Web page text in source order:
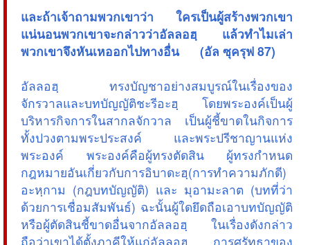
และถ้าเจ้าถามพวกเขาว่า ใครเป็นผู้สร้างพวกเขา
แน่นอนพวกเขาจะกล่าวว่าอัลลอฮฺ แล้วทำไมเล่า
พวกเขาจึงหันเหออกไปทางอื่น (อัล ซุครุฟ 87)
อัลลอฮฺ ทรงบัญชาอย่างสมบูรณ์ในเรื่องของ
จักรวาลและบทบัญญัติชะรีอะฮฺ โดยพระองค์เป็นผู้
บริหารกิจการในสากลจักวาล เป็นผู้ชี้ขาดในกิจการ
ทั้งปวงตามพระประสงค์ และพระปรีชาญานแห่ง
พระองค์ พระองค์คือผู้ทรงตัดสิน ผู้ทรงกำหนด
กฎหมายอันเกี่ยวกับการอิบาดะฮฺ(การทำความภักดี)
อะหฺกาม (กฎบทบัญญัติ) และ มุอามะลาต (บทที่ว่า
ด้วยการเชื่อมสัมพันธ์) ฉะนั้นผู้ใดยึดถือเอาบทบัญญัติ
หรือผู้ตัดสินชี้ขาดอื่นจากอัลลอฮฺ ในเรื่องดังกล่าว
ถือว่าเขาได้ตั้งภาคีให้แก่อัลลอฮฺ การศรัทธาของ